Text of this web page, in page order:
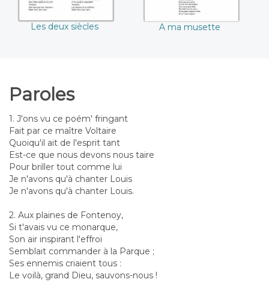
Les deux siècles A ma musette
Paroles
1. J'ons vu ce poém' fringant
Fait par ce maître Voltaire
Quoiqu'il ait de l'esprit tant
Est-ce que nous devons nous taire
Pour briller tout comme lui
Je n'avons qu'à chanter Louis
Je n'avons qu'à chanter Louis.
2. Aux plaines de Fontenoy,
Si t'avais vu ce monarque,
Son air inspirant l'effroi
Semblait commander à la Parque ;
Ses ennemis criaient tous :
Le voilà, grand Dieu, sauvons-nous !